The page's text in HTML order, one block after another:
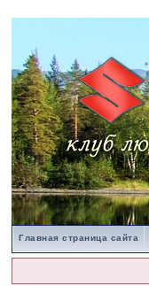
Главная страница сайта